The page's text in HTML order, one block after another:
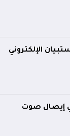
الإلكتروني
إيصال صوت